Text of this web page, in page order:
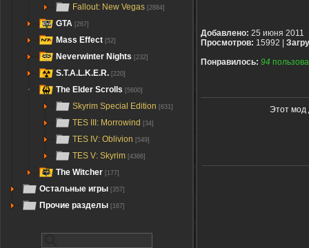
Fallout: New Vegas [2884]
GTA [267]
Mass Effect [52]
Neverwinter Nights [232]
S.T.A.L.K.E.R. [220]
The Elder Scrolls [5600]
Skyrim Special Edition [631]
TES III: Morrowind [34]
TES IV: Oblivion [549]
TES V: Skyrim [4386]
The Witcher [177]
Остальные игры [357]
Прочие разделы [167]
Добавлено: 25 июня 2011
Просмотров: 15992 |
Понравилось: 94
Этот мод